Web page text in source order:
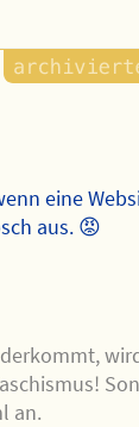
eine
aus. 😡
an.